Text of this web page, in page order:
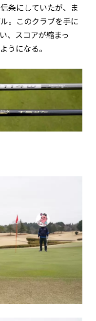
条にしていたが、ま
。このクラブを手に
、スコアが縮まっ
うになる。